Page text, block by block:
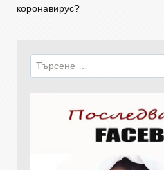
коронавирус?